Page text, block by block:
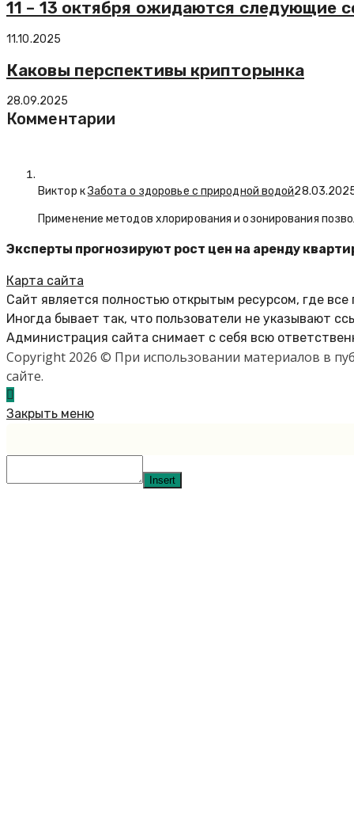
11 – 13 октября ожидаются следующие
11.10.2025
Каковы перспективы крипторынка
28.09.2025
Комментарии
Виктор кЗабота о здоровье с природной водой
Применение методов хлорирования и озонирования
Эксперты прогнозируют рост цен на аренду
Карта сайта
Сайт является полностью открытым ресурсом, где
Иногда бывает так, что пользователи не указывают
Администрация сайта снимает с себя всю
Copyright 2026 © При использовании материалов в
сайте.
Закрыть меню
Insert